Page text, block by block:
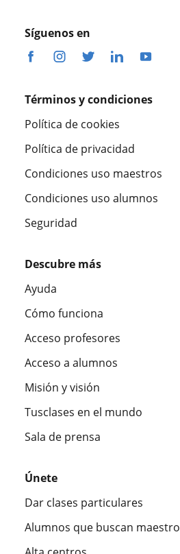
Síguenos en
Términos y condiciones
Política de cookies
Política de privacidad
Condiciones uso maestros
Condiciones uso alumnos
Seguridad
Descubre más
Ayuda
Cómo funciona
Acceso profesores
Acceso a alumnos
Misión y visión
Tusclases en el mundo
Sala de prensa
Únete
Dar clases particulares
Alumnos que buscan maestro